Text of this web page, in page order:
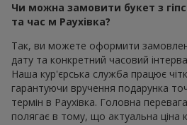
Чи можна замовити букет з
та час м Раухівка?
Так, ви можете оформити
дату та конкретний часовий
Наша кур'єрська служба працює
гарантуючи вручення подарунка
термін в Раухівка. Головна
полягає в тому, що актуальна ціна